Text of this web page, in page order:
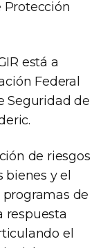
Protección
está a
Federal
Seguridad de
de riesgos
bienes y el
de
respuesta
el